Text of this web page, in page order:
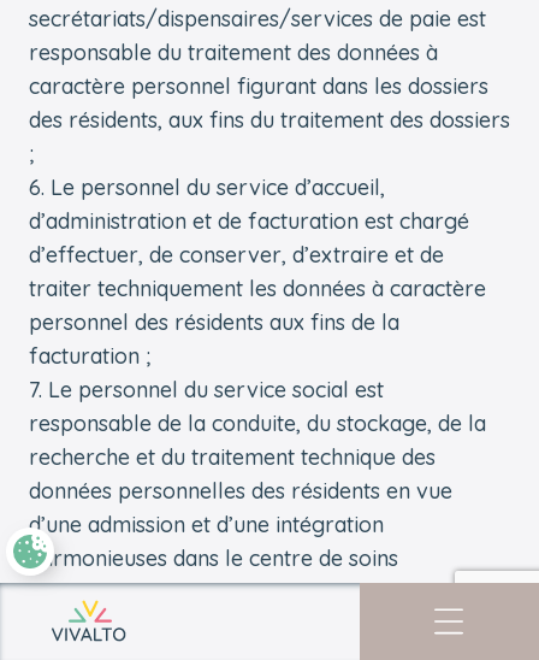
Retourner à l'accueil
secrétariats/dispensaires/services de paie est
responsable du traitement des données à
caractère personnel figurant dans les dossiers
des résidents, aux fins du traitement des dossiers
;
Le personnel du service d’accueil,
d’administration et de facturation est chargé
d’effectuer, de conserver, d’extraire et de
traiter techniquement les données à caractère
personnel des résidents aux fins de la
facturation ;
Le personnel du service social est
responsable de la conduite, du stockage, de la
recherche et du traitement technique des
données personnelles des résidents en vue
d’une admission et d’une intégration
harmonieuses dans le centre de soins
résidentiels ;
Le délégué à la protection des données traite